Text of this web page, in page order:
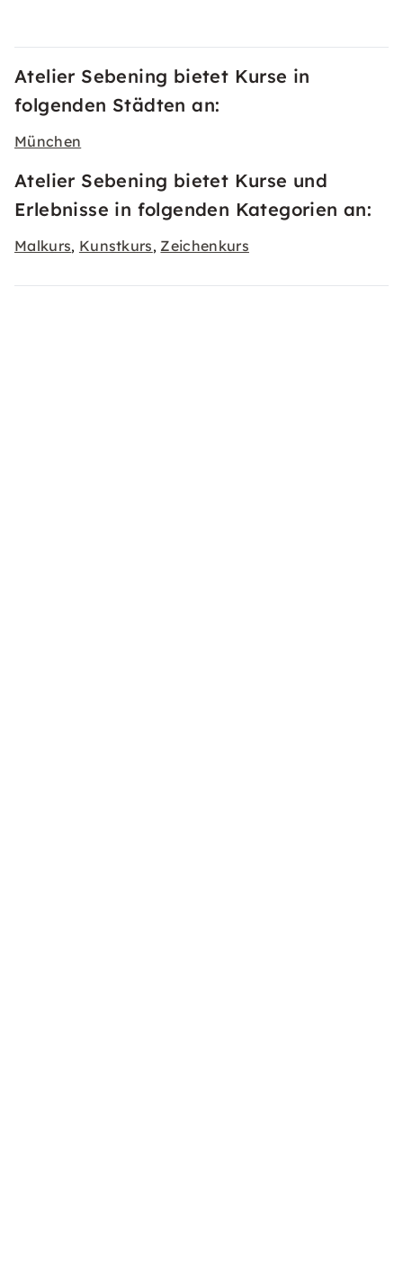
Atelier Sebening bietet Kurse in
folgenden Städten an:
München
Atelier Sebening bietet Kurse und
Erlebnisse in folgenden Kategorien an:
Malkurs, Kunstkurs, Zeichenkurs